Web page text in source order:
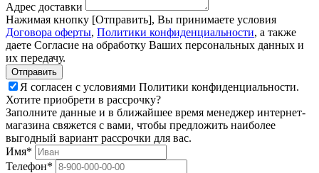
Адрес доставки
Нажимая кнопку [Отправить], Вы принимаете условия
Договора оферты, Политики конфиденциальности, а также
даете Согласие на обработку Ваших персональных данных и
их передачу.
Я согласен с условиями Политики конфиденциальности.
Хотите приобрети в рассрочку?
Заполните данные и в ближайшее время менеджер интернет-
магазина свяжется с вами, чтобы предложить наиболее
выгодный вариант рассрочки для вас.
Имя*
Телефон*